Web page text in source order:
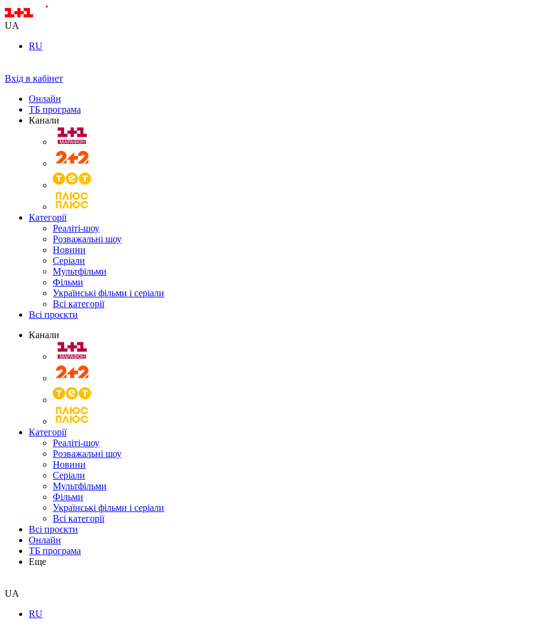
UA
RU
Вхід в кабінет
Онлайн
ТБ програма
Канали
Категорії
Реаліті-шоу
Розважальні шоу
Новини
Серіали
Мультфільми
Фільми
Українські фільми і серіали
Всі категорії
Всі проєкти
Канали
Категорії
Реаліті-шоу
Розважальні шоу
Новини
Серіали
Мультфільми
Фільми
Українські фільми і серіали
Всі категорії
Всі проєкти
Онлайн
ТБ програма
Еще
UA
RU